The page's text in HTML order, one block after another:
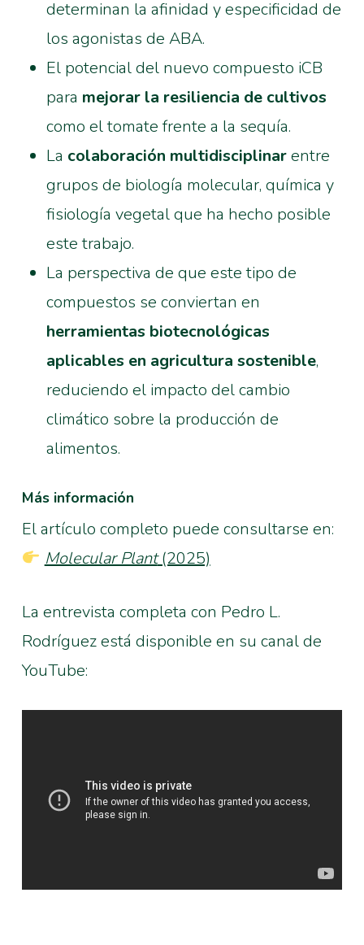
determinan la afinidad y especificidad de
los agonistas de ABA.
El potencial del nuevo compuesto iCB
para mejorar la resiliencia de cultivos
como el tomate frente a la sequía.
La colaboración multidisciplinarentre
grupos de biología molecular, química y
fisiología vegetal que ha hecho posible
este trabajo.
La perspectiva de que este tipo de
compuestos se conviertan en
herramientas biotecnológicas
aplicables en agricultura sostenible,
reduciendo el impacto del cambio
climático sobre la producción de
alimentos.
Más información
El artículo completo puede consultarse en:
Molecular Plant(2025)
La entrevista completa con Pedro L.
Rodríguez está disponible en su canal de
YouTube: